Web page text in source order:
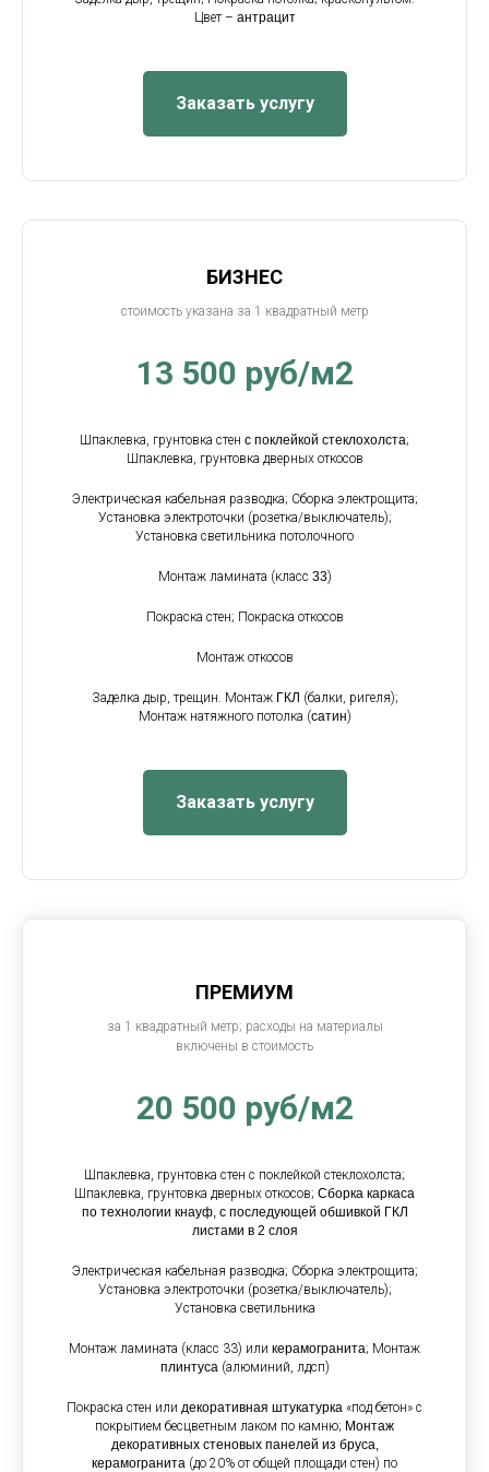
Цвет – антрацит
Заказать услугу
БИЗНЕС
стоимость указана за 1 квадратный метр
13 500 руб/м2
Шпаклевка, грунтовка стен с поклейкой стеклохолста;
Шпаклевка, грунтовка дверных откосов
Электрическая кабельная разводка; Сборка электрощита;
Установка электроточки (розетка/выключатель);
Установка светильника потолочного
Монтаж ламината (класс 33)
Покраска стен; Покраска откосов
Монтаж откосов
Заделка дыр, трещин. Монтаж ГКЛ (балки, ригеля);
Монтаж натяжного потолка (сатин)
Заказать услугу
ПРЕМИУМ
за 1 квадратный метр; расходы на материалы
включены в стоимость
20 500 руб/м2
Шпаклевка, грунтовка стен с поклейкой стеклохолста;
Шпаклевка, грунтовка дверных откосов; Сборка каркаса
по технологии кнауф, с последующей обшивкой ГКЛ
листами в 2 слоя
Электрическая кабельная разводка; Сборка электрощита;
Установка электроточки (розетка/выключатель);
Установка светильника
Монтаж ламината (класс 33) или керамогранита; Монтаж
плинтуса (алюминий, лдсп)
Покраска стен или декоративная штукатурка «под бетон» с
покрытием бесцветным лаком по камню; Монтаж
декоративных стеновых панелей из бруса,
керамогранита (до 20% от общей площади стен) по